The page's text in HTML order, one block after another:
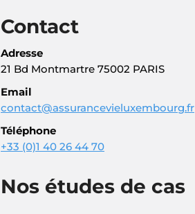
Contact
Adresse
21 Bd Montmartre 75002 PARIS
Email
contact@assurancevieluxembourg.fr
Téléphone
+33 (0)1 40 26 44 70
Nos études de cas